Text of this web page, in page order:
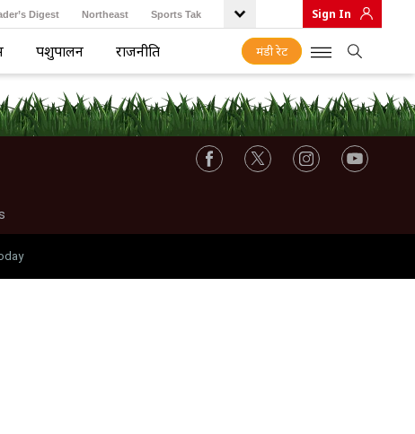
Digest Northeast Sports Tak Sign In
पशुपालन राजनीति मंडी रेट